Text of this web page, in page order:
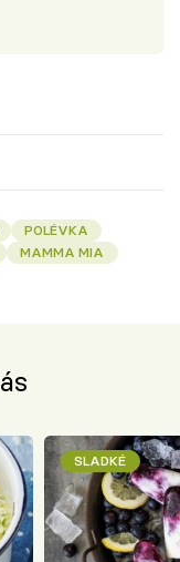
POLÉVKA
MAMMA MIA
SLADKÉ